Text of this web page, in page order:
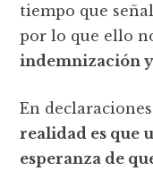
tiempo que
por lo que ello
indemnización
En
realidad es que
esperanza de